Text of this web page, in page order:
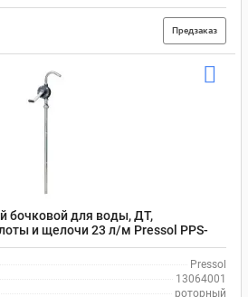
Предзаказ
бочковой для воды, ДТ,
и щелочи 23 л/м Pressol PPS-
Pressol
13064001
роторный